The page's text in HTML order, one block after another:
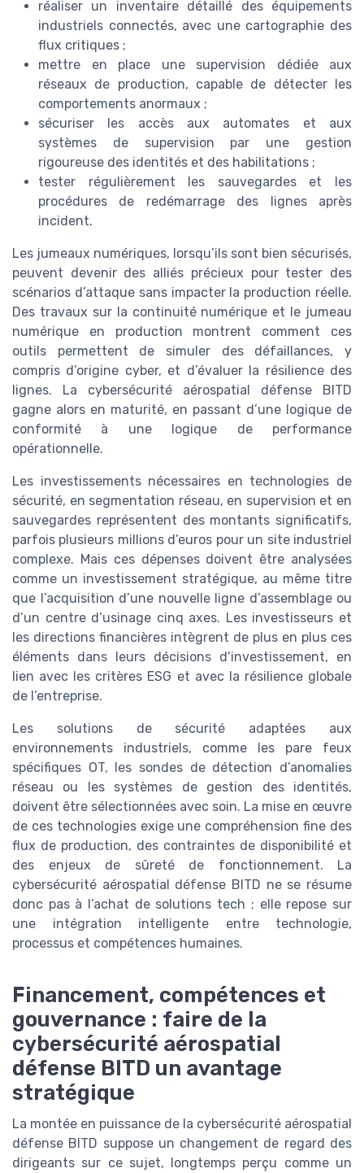
réaliser un inventaire détaillé des équipements
industriels connectés, avec une cartographie des
flux critiques ;
mettre en place une supervision dédiée aux
réseaux de production, capable de détecter les
comportements anormaux ;
sécuriser les accès aux automates et aux
systèmes de supervision par une gestion
rigoureuse des identités et des habilitations ;
tester régulièrement les sauvegardes et les
procédures de redémarrage des lignes après
incident.
Les jumeaux numériques, lorsqu’ils sont bien sécurisés,
peuvent devenir des alliés précieux pour tester des
scénarios d’attaque sans impacter la production réelle.
Des travaux sur la continuité numérique et le jumeau
numérique en production montrent comment ces
outils permettent de simuler des défaillances, y
compris d’origine cyber, et d’évaluer la résilience des
lignes. La cybersécurité aérospatial défense BITD
gagne alors en maturité, en passant d’une logique de
conformité à une logique de performance
opérationnelle.
Les investissements nécessaires en technologies de
sécurité, en segmentation réseau, en supervision et en
sauvegardes représentent des montants significatifs,
parfois plusieurs millions d’euros pour un site industriel
complexe. Mais ces dépenses doivent être analysées
comme un investissement stratégique, au même titre
que l’acquisition d’une nouvelle ligne d’assemblage ou
d’un centre d’usinage cinq axes. Les investisseurs et
les directions financières intègrent de plus en plus ces
éléments dans leurs décisions d’investissement, en
lien avec les critères ESG et avec la résilience globale
de l’entreprise.
Les solutions de sécurité adaptées aux
environnements industriels, comme les pare feux
spécifiques OT, les sondes de détection d’anomalies
réseau ou les systèmes de gestion des identités,
doivent être sélectionnées avec soin. La mise en œuvre
de ces technologies exige une compréhension fine des
flux de production, des contraintes de disponibilité et
des enjeux de sûreté de fonctionnement. La
cybersécurité aérospatial défense BITD ne se résume
donc pas à l’achat de solutions tech ; elle repose sur
une intégration intelligente entre technologie,
processus et compétences humaines.
Financement, compétences et
gouvernance : faire de la
cybersécurité aérospatial
défense BITD un avantage
stratégique
La montée en puissance de la cybersécurité aérospatial
défense BITD suppose un changement de regard des
dirigeants sur ce sujet, longtemps perçu comme un